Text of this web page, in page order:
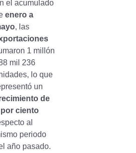
el acumulado
enero a
, las
1 millón
mil 236
lo que
un
de
ciento
al
periodo
año pasado.